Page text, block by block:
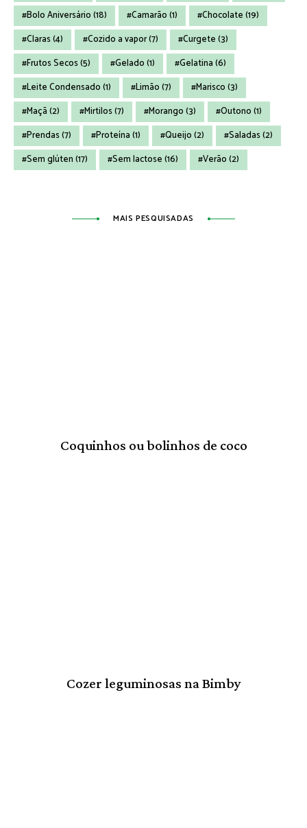
Bolo Aniversário(18) Camarão(1) Chocolate(19)
Claras(4) Cozido a vapor(7) Curgete(3)
Frutos Secos(5) Gelado(1) Gelatina(6)
Leite Condensado(1) Limão(7) Marisco(3)
Maçã(2) Mirtilos(7) Morango(3) Outono(1)
Prendas(7) Proteína(1) Queijo(2) Saladas(2)
Sem glúten(17) Sem lactose(16) Verão(2)
MAIS PESQUISADAS
Coquinhos ou bolinhos de coco
Cozer leguminosas na Bimby